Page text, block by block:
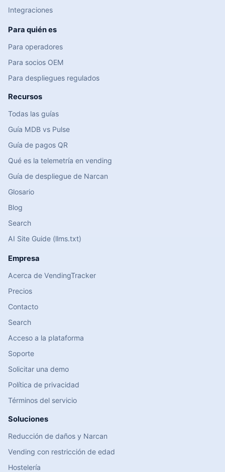
Integraciones
Para quién es
Para operadores
Para socios OEM
Para despliegues regulados
Recursos
Todas las guías
Guía MDB vs Pulse
Guía de pagos QR
Qué es la telemetría en vending
Guía de despliegue de Narcan
Glosario
Blog
Search
AI Site Guide (llms.txt)
Empresa
Acerca de VendingTracker
Precios
Contacto
Search
Acceso a la plataforma
Soporte
Solicitar una demo
Política de privacidad
Términos del servicio
Soluciones
Reducción de daños y Narcan
Vending con restricción de edad
Hostelería